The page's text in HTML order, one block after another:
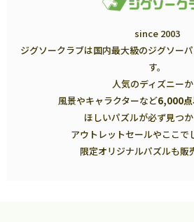
since 2003
ジグソークラブは国内最大級のジグソー
す。
人気のディズニー
風景やキャラクターなど6,000点
ほしいパズルが必ず見つか
アウトレットセールやここで
限定オリジナルパズルも販